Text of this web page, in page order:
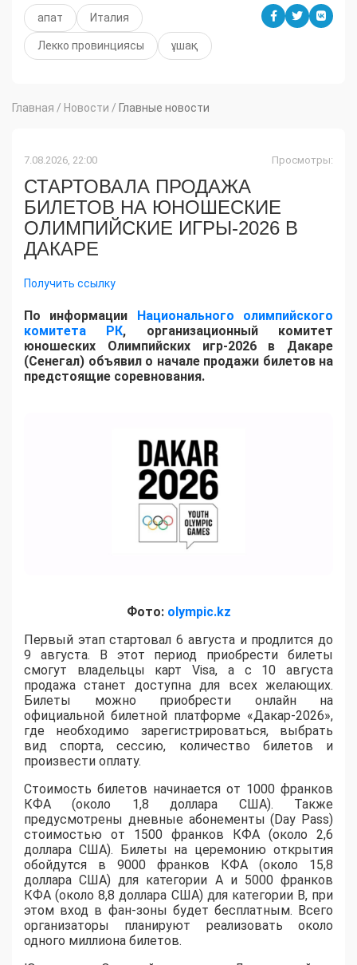
апат Италия
Лекко провинциясы ұшақ
Главная / Новости / Главные новости
7.08.2026, 22:00 Просмотры:
СТАРТОВАЛА ПРОДАЖА
БИЛЕТОВ НА ЮНОШЕСКИЕ
ОЛИМПИЙСКИЕ ИГРЫ-2026 В
ДАКАРЕ
Получить ссылку
По информации Национального олимпийского
комитета РК, организационный комитет
юношеских Олимпийских игр-2026 в Дакаре
(Сенегал) объявил о начале продажи билетов на
предстоящие соревнования.
Фото: olympic.kz
Первый этап стартовал 6 августа и продлится до
9 августа. В этот период приобрести билеты
смогут владельцы карт Visa, а с 10 августа
продажа станет доступна для всех желающих.
Билеты можно приобрести онлайн на
официальной билетной платформе «Дакар-2026»,
где необходимо зарегистрироваться, выбрать
вид спорта, сессию, количество билетов и
произвести оплату.
Стоимость билетов начинается от 1000 франков
КФА (около 1,8 доллара США). Также
предусмотрены дневные абонементы (Day Pass)
стоимостью от 1500 франков КФА (около 2,6
доллара США). Билеты на церемонию открытия
обойдутся в 9000 франков КФА (около 15,8
доллара США) для категории A и 5000 франков
КФА (около 8,8 доллара США) для категории B, при
этом вход в фан-зоны будет бесплатным. Всего
организаторы планируют реализовать около
одного миллиона билетов.